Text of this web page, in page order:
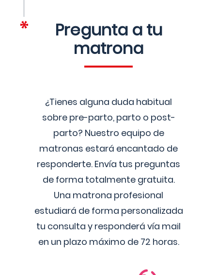
Pregunta a tu
matrona
¿Tienes alguna duda habitual
sobre pre-parto, parto o post-
parto? Nuestro equipo de
matronas estará encantado de
responderte. Envía tus preguntas
de forma totalmente gratuita.
Una matrona profesional
estudiará de forma personalizada
tu consulta y responderá vía mail
en un plazo máximo de 72 horas.